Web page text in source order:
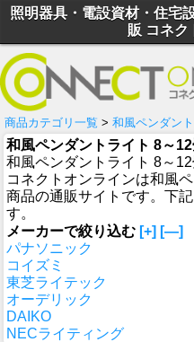
照明器具・電設資材・住宅
販 コネク
商品カテゴリ一覧 > 和風ペンダン
和風ペンダントライト 8～
和風ペンダントライト 8～
コネクトオンラインは和風
商品の通販サイトです。下
す。
メーカーで絞り込む [+] [—]
パナソニック
コイズミ
東芝ライテック
オーデリック
DAIKO
NECライティング